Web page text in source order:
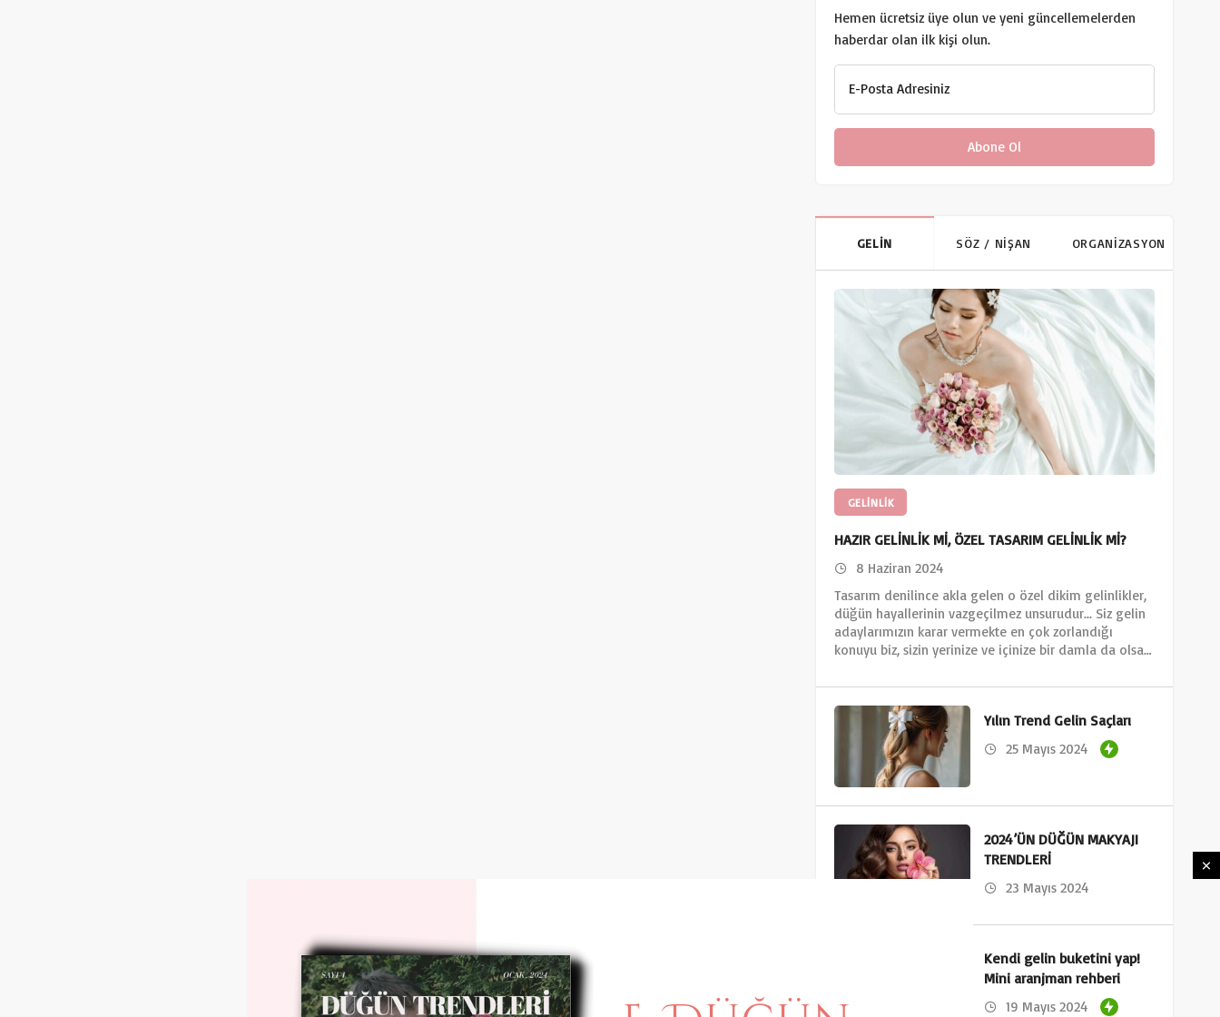
Hemen ücretsiz üye olun ve yeni güncellemelerden
haberdar olan ilk kişi olun.
E-Posta Adresiniz
GELİN SÖZ / NİŞAN ORGANİZASYON
GELINLIK
HAZIR GELİNLİK Mİ, ÖZEL TASARIM GELİNLİK Mİ?
8 Haziran 2024
Tasarım denilince akla gelen o özel dikim gelinlikler,
düğün hayallerinin vazgeçilmez unsurudur... Siz gelin
adaylarımızın karar vermekte en çok zorlandığı
konuyu biz, sizin yerinize ve içinize bir damla da olsa…
Yılın Trend Gelin Saçları
25 Mayıs 2024
2024’ÜN DÜĞÜN MAKYAJI
TRENDLERİ
23 Mayıs 2024
Kendi gelin buketini yap!
Mini aranjman rehberi
19 Mayıs 2024